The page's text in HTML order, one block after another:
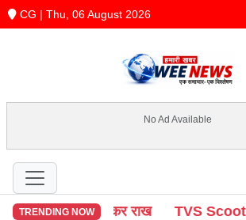
CG | Thu, 06 August 2026
No Ad Available
TRENDING NOW
वाहन जलकर राख TVS Scooter